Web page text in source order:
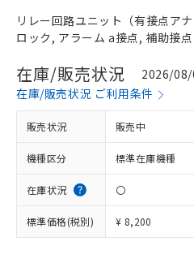
リレー回路ユニット（有接点ア
ロック, アラーム a接点, 補助接
在庫/販売状況
2026/08/
在庫/販売状況 ご利用条件
販売状況 販売中
機種区分 標準在庫機種
在庫状況 〇
標準価格(税別) ¥ 8,200